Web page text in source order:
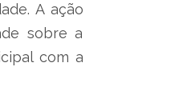
A ação
sobre a
com a